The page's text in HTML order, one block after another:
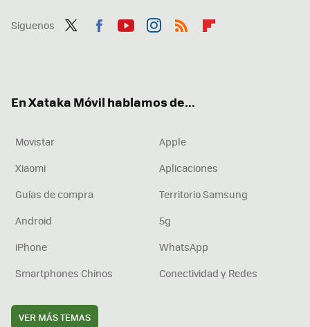
Síguenos
En Xataka Móvil hablamos de...
Movistar
Apple
Xiaomi
Aplicaciones
Guías de compra
Territorio Samsung
Android
5g
iPhone
WhatsApp
Smartphones Chinos
Conectividad y Redes
VER MÁS TEMAS